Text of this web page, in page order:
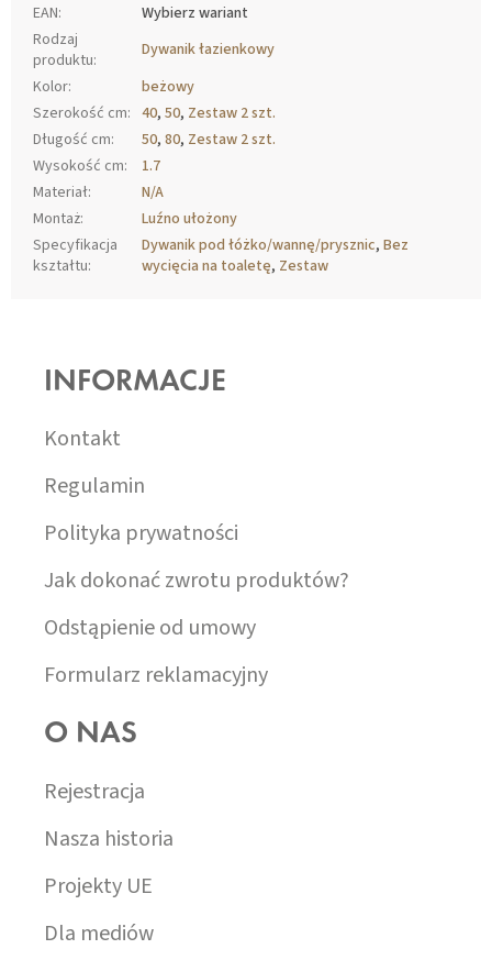
EAN:
Wybierz wariant
Rodzaj
produktu:
Dywanik łazienkowy
Kolor:
beżowy
Szerokość cm: 40, 50, Zestaw 2 szt.
Długość cm: 50, 80, Zestaw 2 szt.
Wysokość cm:
1.7
Materiał:
N/A
Montaż:
Luźno ułożony
Specyfikacja
kształtu:
Dywanik pod łóżko/wannę/prysznic, Bez
wycięcia na toaletę, Zestaw
INFORMACJE
Kontakt
Regulamin
Polityka prywatności
Jak dokonać zwrotu produktów?
Odstąpienie od umowy
Formularz reklamacyjny
O NAS
Rejestracja
Nasza historia
Projekty UE
Dla mediów